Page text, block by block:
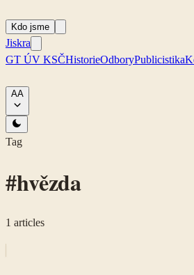
Kdo jsme
Jiskra
GT ÚV KSČHistorieOdboryPublicistika
AA
Tag
#hvězda
1 articles